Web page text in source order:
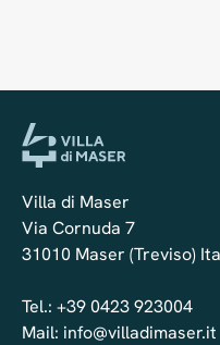
Villa di Maser
Via Cornuda 7
31010 Maser (Treviso)
Tel.: +39 0423 923004
Mail: info@villadimaser.it